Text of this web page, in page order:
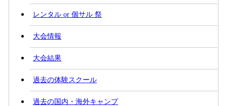
レンタル or 個サル 祭
大会情報
大会結果
過去の体験スクール
過去の国内・海外キャンプ